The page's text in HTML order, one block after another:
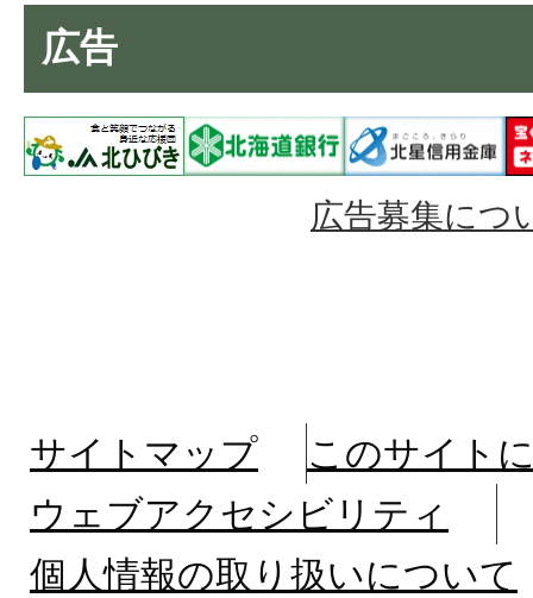
広告
広告募集につ
サイトマップ
このサイト
ウェブアクセシビリティ
個人情報の取り扱いについて